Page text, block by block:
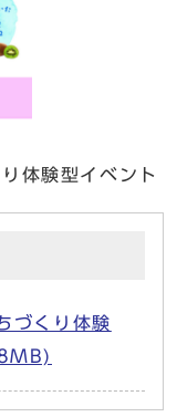
体験型イベント
づくり体験